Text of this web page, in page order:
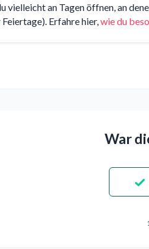
vielleicht an Tagen öffnen, an
Erfahre hier, wie du
War